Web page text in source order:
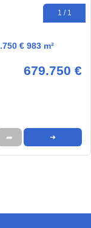
1 / 1
€ 983 m²
679.750 €
➦ ➜